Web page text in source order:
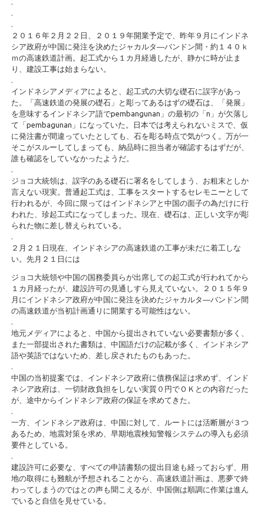
２０１６年２月２２日、２０１９年開業予定で、昨年９月にインドネ
シア政府が中国に発注を決めたジャカルタ―バンドン間・約１４０ｋ
ｍの高速鉄道計画。起工式から１カ月経過したが、静かに時が止ま
り、建設工事は始まらない。
インドネシアメディアによると、起工式の大切な礎石に誤字があっ
た。「高速鉄道の発展の礎石」と彫ってあるはずの礎石は、「発展」
を意味するインドネシア語でpembangunan」の最初の「n」が欠落し
て「pembagunan」になっていた。日本では考えられないミスで、仮
に発注書が間違っていたとしても、石を彫る時点で気がつく。万が一
そこがスルーしてしまっても、納品時に担当者が確認するはずだが、
誰も確認をしていなかったようだ。
ジョコ大統領は、誤字のある礎石に署名をしてしまう、お粗末としか
言えない現実。普通起工式は、工事をスタートするセレモニーとして
行われるが、今回に限ってはインドネシアと中国の面子の為だけに行
われた、珍起工式になってしまった。現在、礎石は、正しい文字が彫
られた物に差し替えられている。
２月２１日現在、インドネシアの高速鉄道の工事が未だに着工しな
い。先月２１日には
ジョコ大統領や中国の国務委員らが出席しての起工式が行われてから
１カ月経ったが、建設許可の見通しすら見えていない。２０１５年９
月にインドネシア政府が中国に発注を決めたジャカルタ―バンドン間
の高速鉄道が当初計画通りに開業する可能性はない。
.
地元メディアによると、中国から提出されていない必要書類が多く、
また一部提出された書類は、中国語だけの記載が多く、インドネシア
語や英語ではないため、差し戻されたものもあった。
.
中国の当初提案では、インドネシア政府に債務保証は求めず、インド
ネシア政府は、一切財政負担をしない実質０円でＯＫとの内容だった
が、途中からインドネシア政府の保証を求めてきた。
.
一方、インドネシア政府は、中国に対して、ルートには活断層が３つ
あるため、地震対策を求め、早期地震検知警報システムの導入も必須
要件としている。
.
建設許可に必要な、すべての申請書類の提出目途も経っておらず、用
地の取得にも難航が予想されることから、高速鉄道計画は、悪夢で終
わってしまうのではとの声も聞こえるが、中国側は順調に作業は進ん
でいると自信を見せている。